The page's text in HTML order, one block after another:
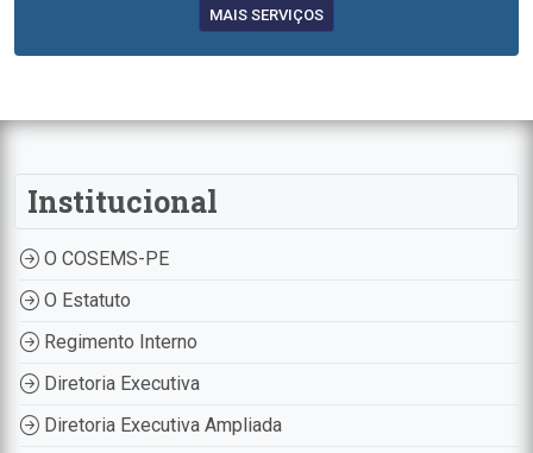
MAIS SERVIÇOS
Institucional
O COSEMS-PE
O Estatuto
Regimento Interno
Diretoria Executiva
Diretoria Executiva Ampliada